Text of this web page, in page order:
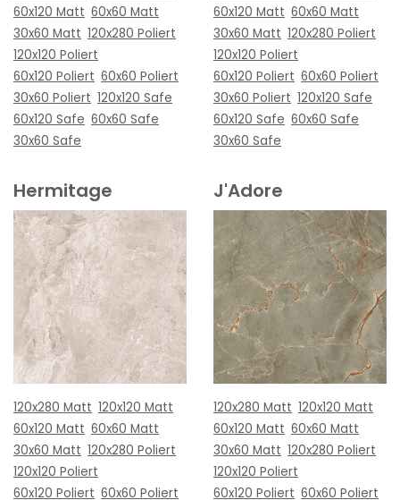
60x120 Matt 60x60 Matt
30x60 Matt 120x280 Poliert
120x120 Poliert
60x120 Poliert 60x60 Poliert
30x60 Poliert 120x120 Safe
60x120 Safe 60x60 Safe
30x60 Safe
60x120 Matt 60x60 Matt
30x60 Matt 120x280 Poliert
120x120 Poliert
60x120 Poliert 60x60 Poliert
30x60 Poliert 120x120 Safe
60x120 Safe 60x60 Safe
30x60 Safe
Hermitage
120x280 Matt 120x120 Matt
60x120 Matt 60x60 Matt
30x60 Matt 120x280 Poliert
120x120 Poliert
60x120 Poliert 60x60 Poliert
J'Adore
120x280 Matt 120x120 Matt
60x120 Matt 60x60 Matt
30x60 Matt 120x280 Poliert
120x120 Poliert
60x120 Poliert 60x60 Poliert